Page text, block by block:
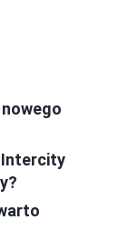
Intercity